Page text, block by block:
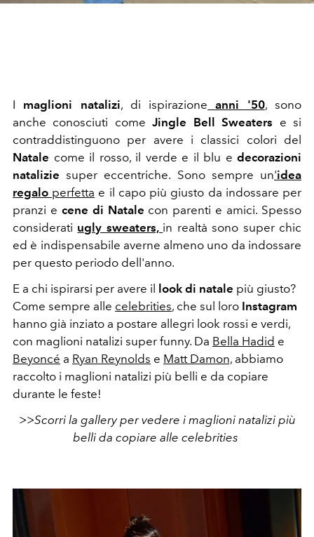
I maglioni natalizi, di ispirazione anni '50, sono
anche conosciuti come Jingle Bell Sweaters e si
contraddistinguono per avere i classici colori del
Natale come il rosso, il verde e il blu e decorazioni
natalizie super eccentriche. Sono sempre un'idea
regalo perfetta e il capo più giusto da indossare per
pranzi e cene di Natale con parenti e amici. Spesso
considerati ugly sweaters, in realtà sono super chic
ed è indispensabile averne almeno uno da indossare
per questo periodo dell'anno.
E a chi ispirarsi per avere il look di natale più giusto?
Come sempre alle celebrities, che sul loro Instagram
hanno già inziato a postare allegri look rossi e verdi,
con maglioni natalizi super funny. Da Bella Hadid e
Beyoncé a Ryan Reynolds e Matt Damon, abbiamo
raccolto i maglioni natalizi più belli e da copiare
durante le feste!
>>Scorri la gallery per vedere i maglioni natalizi più
belli da copiare alle celebrities